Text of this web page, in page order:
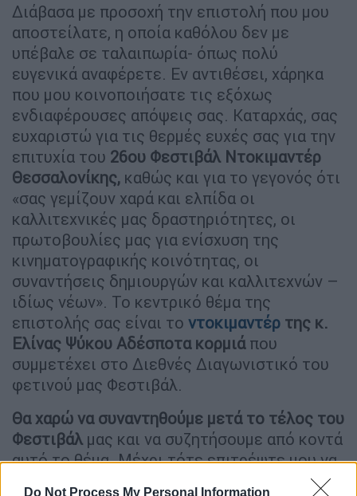
Do Not Process My Personal Information
Διάβασα με προσοχή την επιστολή που μου
αποστείλατε, η οποία καθόλου δεν με
υπέβαλε σε ταλαιπωρία- όπως πολύ
ευγενικά αναφέρετε. Εν αντιθέσει, χάρηκα
που μου κοινοποιήσατε τις εξόχως
ενδιαφέρουσες απόψεις σας. Καταρχάς, σας
ευχαριστώ για τις θερμές ευχές σας για την
επιτυχία του 26ου Φεστιβάλ Ντοκιμαντέρ
Θεσσαλονίκης, καθώς και για το γεγονός ότι
«σας γεμίζουν χαρά και ελπίδα οι
καλλιτεχνικές μας δραστηριότητες, οι
πρωτοβουλίες μας για ενίσχυση της
κινηματογραφικής κοινότητας, οι
συναντήσεις δημιουργών και καλλιτεχνών –
ιδίως νέων». Το κεντρικό θέμα της
επιστολής σας είναι το ντοκιμαντέρ της κ.
Ελίνας Ψύκου Αδέσποτα κορμιάπου
συμμετέχει στο Διεθνές Διαγωνιστικό του
φετινού μας Φεστιβάλ.
Θα χαρώ να συναντηθούμε μετά το τέλος του
Φεστιβάλ μας και να συζητήσουμε από κοντά
αυτό το θέμα. Μέχρι τότε επιτρέψτε μου να